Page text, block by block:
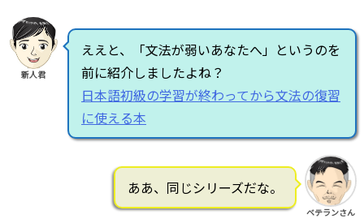
新人君
ええと、「文法が弱いあなたへ」というのを
前に紹介しましたよね？
日本語初級の学習が終わってから文法の復習
に使える本
ああ、同じシリーズだな。
ベテランさん